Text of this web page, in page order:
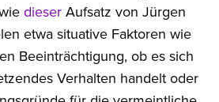
dieser Aufsatz von Jürgen
etwa situative Faktoren wie
Beeinträchtigung, ob es sich
Verhalten handelt oder